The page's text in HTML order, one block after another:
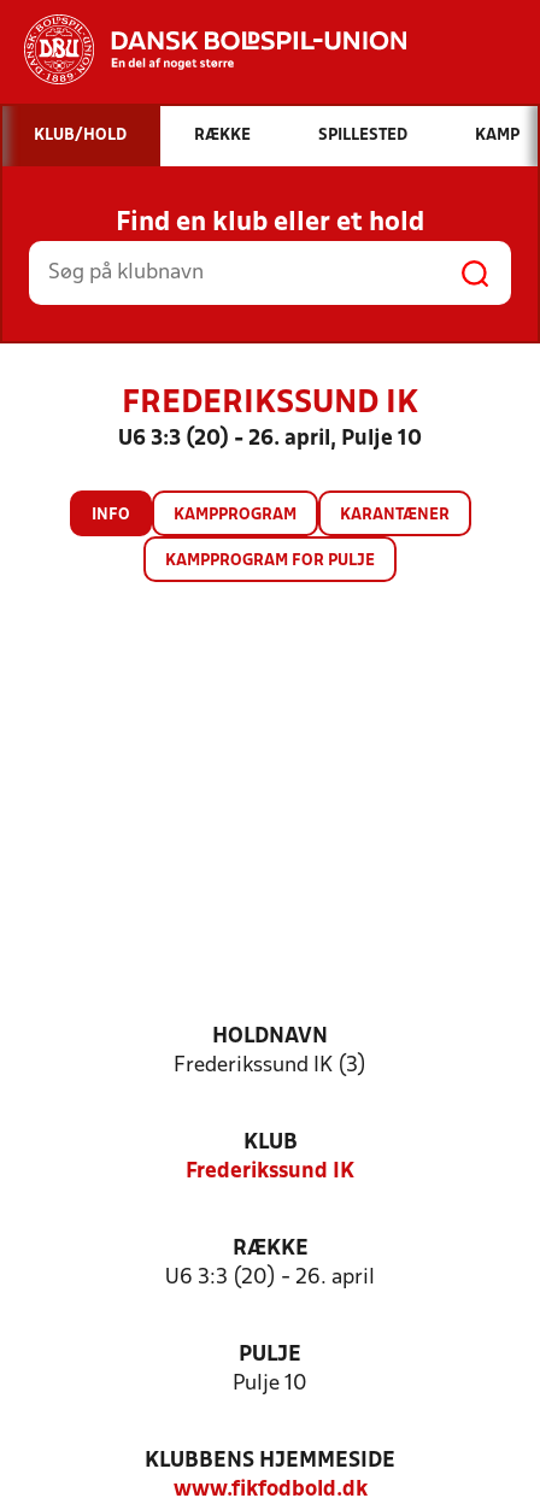
Hvad vil du søge efter?
INDHOLD OG NYHEDER
STILLINGER, RESULTATER, KLUBBER OG
HOLD
KLUB/HOLD RÆKKE SPILLESTED KAMP
Find en klub eller et hold
FREDERIKSSUND IK
U6 3:3 (20) - 26. april, Pulje 10
INFO KAMPPROGRAM KARANTÆNER
KAMPPROGRAM FOR PULJE
HOLDNAVN
Frederikssund IK (3)
KLUB
Frederikssund IK
RÆKKE
U6 3:3 (20) - 26. april
PULJE
Pulje 10
KLUBBENS HJEMMESIDE
www.fikfodbold.dk